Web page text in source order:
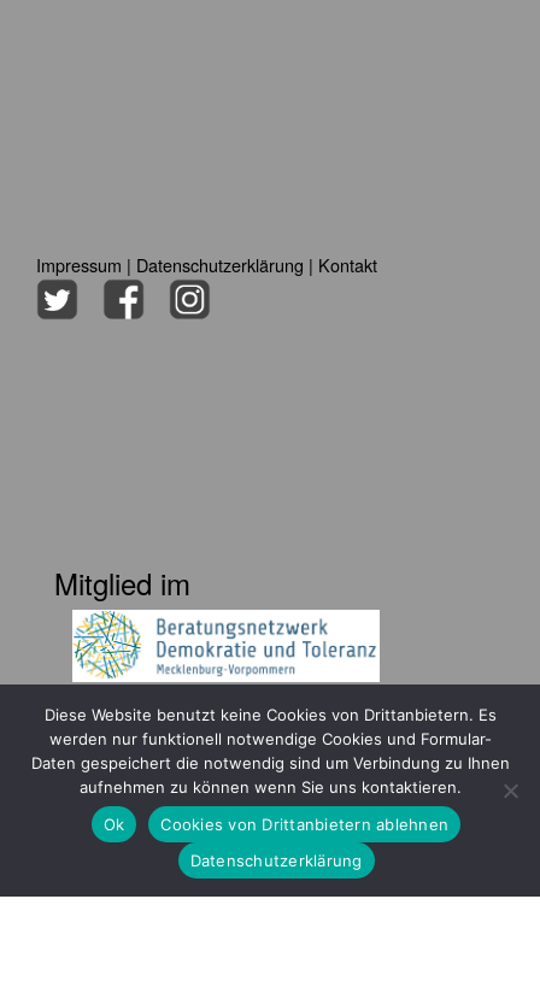
Impressum | Datenschutzerklärung | Kontakt
Mitglied im
Gefördert durch
Diese Website benutzt keine Cookies von Drittanbietern. Es
werden nur funktionell notwendige Cookies und Formular-
Daten gespeichert die notwendig sind um Verbindung zu Ihnen
aufnehmen zu können wenn Sie uns kontaktieren.
Ok
Cookies von Drittanbietern ablehnen
Datenschutzerklärung